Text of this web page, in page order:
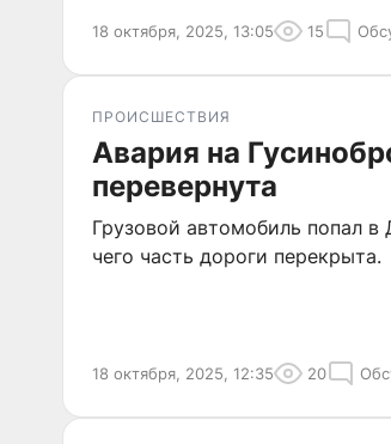
18 октября, 2025, 13:05 15
ПРОИСШЕСТВИЯ
Авария на
перевернута
Грузовой автомобиль попал в
чего часть дороги перекрыта.
18 октября, 2025, 12:35 20